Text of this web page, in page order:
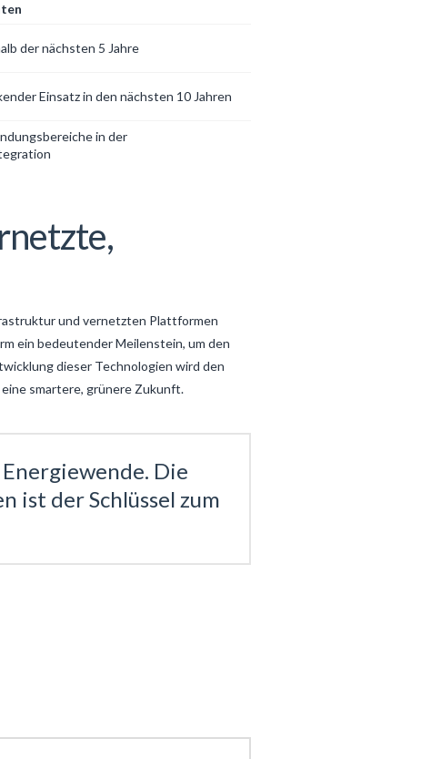
der nächsten 5 Jahre
Einsatz in den nächsten 10 Jahren
in der
und vernetzten Plattformen
ein bedeutender Meilenstein, um den
dieser Technologien wird den
smartere, grünere Zukunft.
Die
der Schlüssel zum